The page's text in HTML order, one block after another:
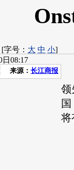
字号： 大 中 小]
日08:17
来源： 长江商报
领
将